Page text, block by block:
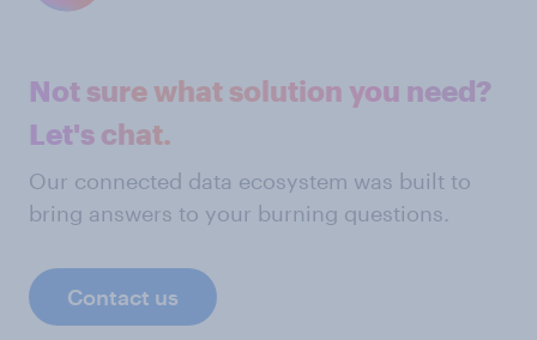
Not sure what solution you need?
Let's chat.
Our connected data ecosystem was built to
bring answers to your burning questions.
Contact us